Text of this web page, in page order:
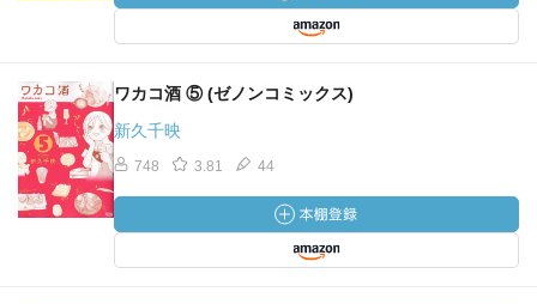
ワカコ酒 ⑤ (ゼノンコミックス)
新久千映
748 3.81 44